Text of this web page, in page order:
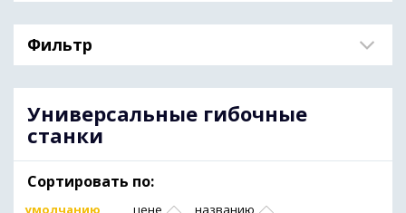
Фильтр
Универсальные гибочные
станки
Сортировать по:
умолчанию цене названию